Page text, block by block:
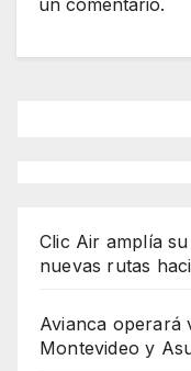
un comentario.
Clic Air amplía
nuevas rutas
Avianca operará
Montevideo y